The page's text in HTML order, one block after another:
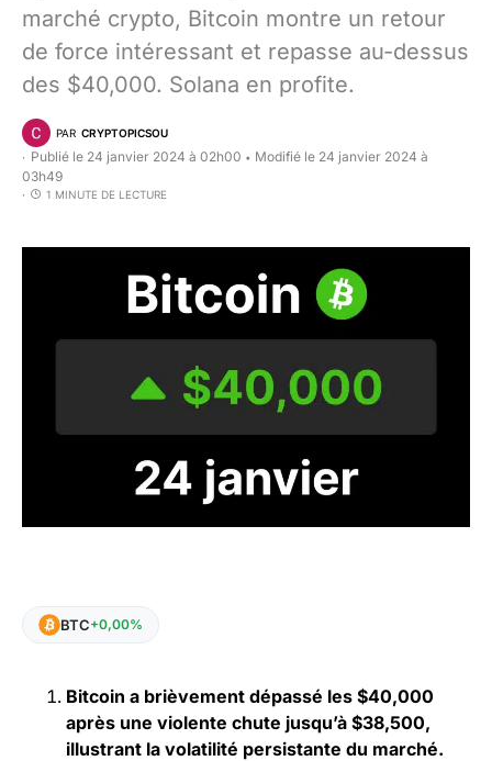
marché crypto, Bitcoin montre un retour
de force intéressant et repasse au-dessus
des $40,000. Solana en profite.
PAR CRYPTOPICSOU
Publié le 24 janvier 2024 à 02h00 • Modifié le 24 janvier 2024 à
03h49
1 MINUTE DE LECTURE
BTC+0,00%
Bitcoin a brièvement dépassé les $40,000
après une violente chute jusqu’à $38,500,
illustrant la volatilité persistante du marché.